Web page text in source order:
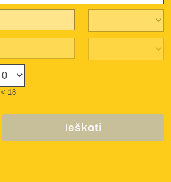
< 18
Ieškoti